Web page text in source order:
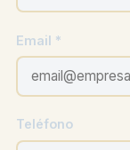
Email *
Teléfono